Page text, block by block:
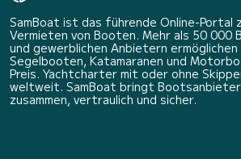
SamBoat ist das führende Online-Portal
Vermieten von Booten. Mehr als 50 000
und gewerblichen Anbietern
Segelbooten, Katamaranen und
Preis. Yachtcharter mit oder ohne
weltweit. SamBoat bringt
zusammen, vertraulich und sicher.